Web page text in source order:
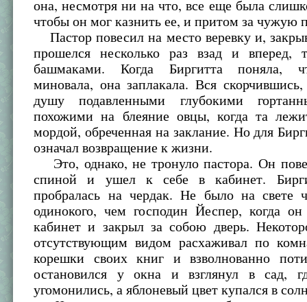
она, несмотря ни на что, все еще была
чтобы он мог казнить ее, и притом за чужую
Пастор повесил на место веревку и,
прошелся несколько раз взад и вперед,
башмаками. Когда Биргитта поняла,
миновала, она заплакала. Вся скорчившись,
душу подавленными глубокими
похожими на блеяние овцы, когда та
мордой, обреченная на заклание. Но для
означал возвращение к жизни.
Это, однако, не тронуло пастора. Он
спиной и ушел к себе в кабинет.
пробралась на чердак. Не было на свете
одинокого, чем господин Йеспер, когда
кабинет и закрыл за собою дверь.
отсутствующим видом расхаживал по
корешки своих книг и взволнованно
остановился у окна и взглянул в сад,
угомонились, а яблоневый цвет купался в